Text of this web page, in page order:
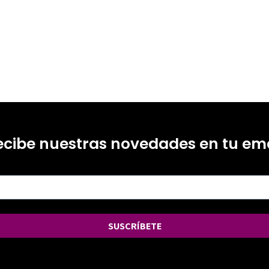
nuestras novedades en tu
SUSCRÍBETE